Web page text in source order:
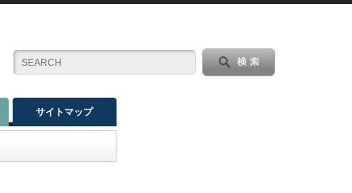
サイトマップ